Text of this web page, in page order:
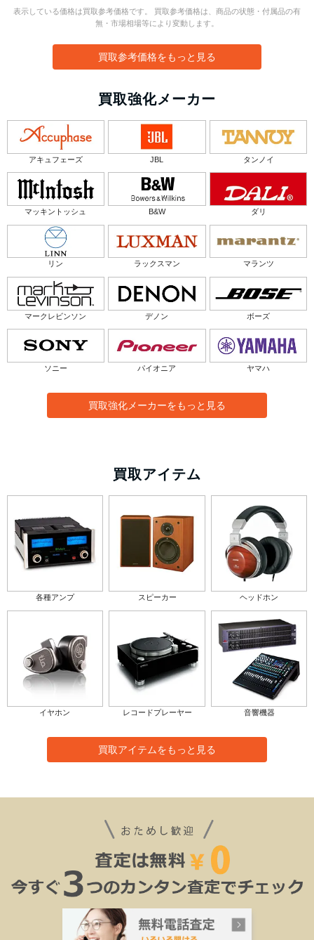
表示している価格は買取参考価格です。 買取参考価格は、商品の状態・付属品の有
無・市場相場等により変動します。
買取参考価格をもっと見る
買取強化メーカー
アキュフェーズ JBL タンノイ
マッキントッシュ B&W ダリ
リン ラックスマン マランツ
マークレビンソン デノン ボーズ
ソニー パイオニア ヤマハ
買取強化メーカーをもっと見る
買取アイテム
各種アンプ スピーカー ヘッドホン
イヤホン レコードプレーヤー 音響機器
買取アイテムをもっと見る